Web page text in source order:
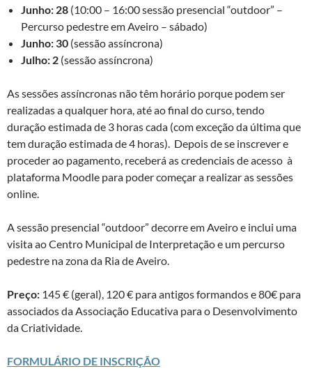
Junho: 28 (10:00 – 16:00 sessão presencial “outdoor” –
Percurso pedestre em Aveiro – sábado)
Junho: 30 (sessão assíncrona)
Julho: 2 (sessão assíncrona)
As sessões assíncronas não têm horário porque podem ser
realizadas a qualquer hora, até ao final do curso, tendo
duração estimada de 3 horas cada (com exceção da última que
tem duração estimada de 4 horas). Depois de se inscrever e
proceder ao pagamento, receberá as credenciais de acesso à
plataforma Moodle para poder começar a realizar as sessões
online.
A sessão presencial “outdoor” decorre em Aveiro e inclui uma
visita ao Centro Municipal de Interpretação e um percurso
pedestre na zona da Ria de Aveiro.
Preço: 145 € (geral), 120 € para antigos formandos e 80€ para
associados da Associação Educativa para o Desenvolvimento
da Criatividade.
FORMULÁRIO DE INSCRIÇÃO